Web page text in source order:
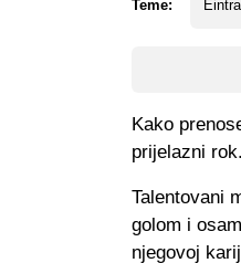
Teme:
Kako
prijelazni
Talentovani
golom i
njegovoj